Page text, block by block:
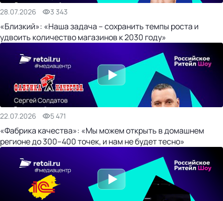
28.07.2026 3 343
«Близкий»: «Наша задача – сохранить темпы роста и
удвоить количество магазинов к 2030 году»
22.07.2026 5 471
«Фабрика качества»: «Мы можем открыть в домашнем
регионе до 300–400 точек, и нам не будет тесно»